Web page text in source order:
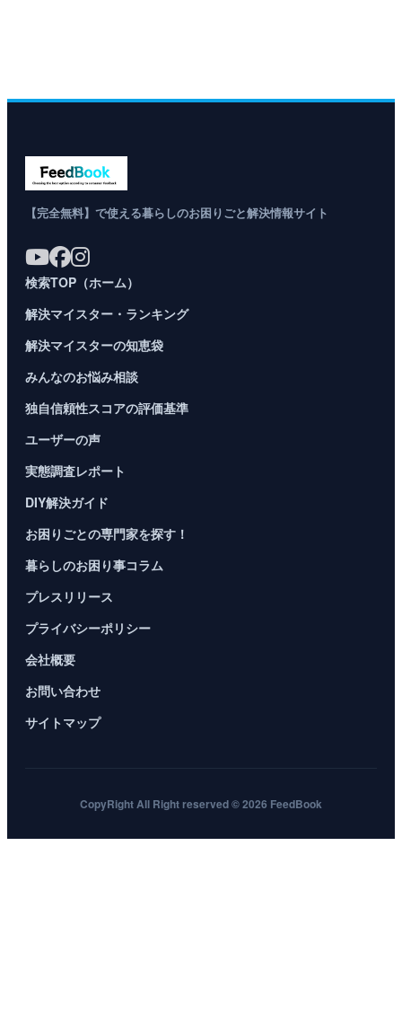
【完全無料】で使える暮らしのお困りごと解決情報サイト
検索TOP（ホーム）
解決マイスター・ランキング
解決マイスターの知恵袋
みんなのお悩み相談
独自信頼性スコアの評価基準
ユーザーの声
実態調査レポート
DIY解決ガイド
お困りごとの専門家を探す！
暮らしのお困り事コラム
プレスリリース
プライバシーポリシー
会社概要
お問い合わせ
サイトマップ
CopyRight All Right reserved © 2026 FeedBook